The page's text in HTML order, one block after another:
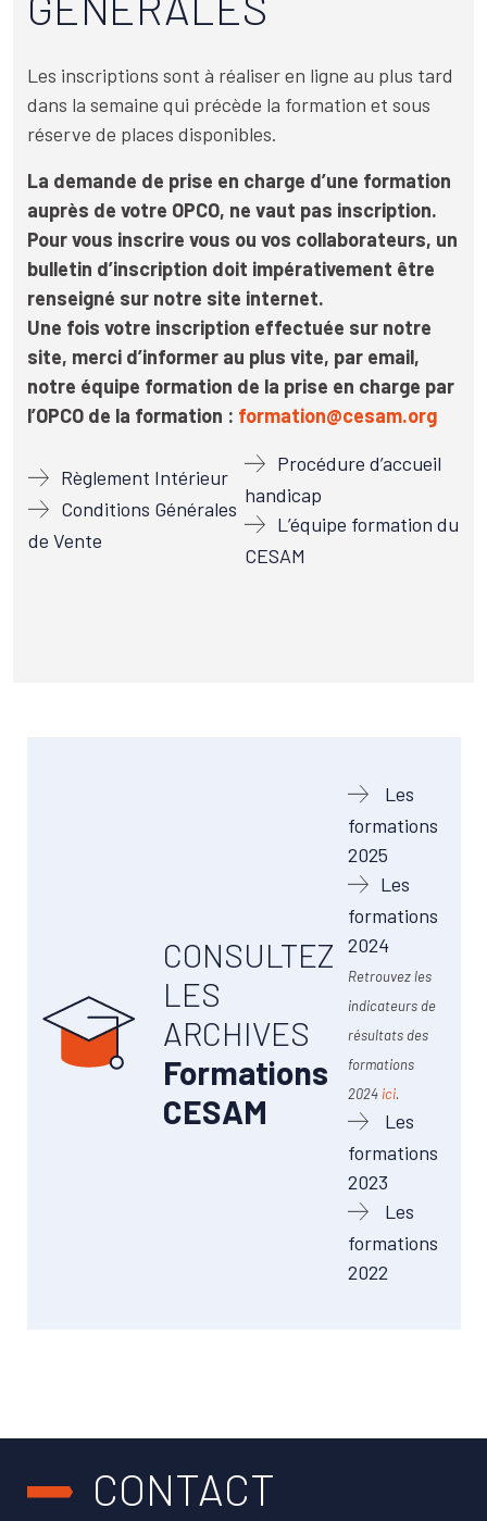
Les inscriptions sont à réaliser en ligne au plus tard
dans la semaine qui précède la formation et sous
réserve de places disponibles.
La demande de prise en charge d’une formation
auprès de votre OPCO, ne vaut pas inscription.
Pour vous inscrire vous ou vos collaborateurs, un
bulletin d’inscription doit impérativement être
renseigné sur notre site internet.
Une fois votre inscription effectuée sur notre
site, merci d’informer au plus vite, par email,
notre équipe formation de la prise en charge par
l’OPCO de la formation : formation@cesam.org
Règlement Intérieur
Conditions Générales
de Vente
Procédure d’accueil
handicap
L’équipe formation du
CESAM
CONSULTEZ
LES
ARCHIVES
Formations
CESAM
Les
formations
2025
Les
formations
2024
Retrouvez les
indicateurs de
résultats des
formations
2024 ici.
Les
formations
2023
Les
formations
2022
CONTACT